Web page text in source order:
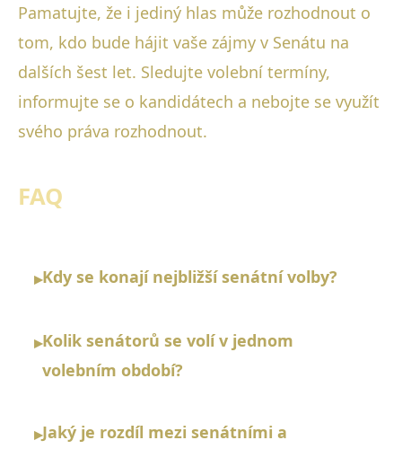
Pamatujte, že i jediný hlas může rozhodnout o
tom, kdo bude hájit vaše zájmy v Senátu na
dalších šest let. Sledujte volební termíny,
informujte se o kandidátech a nebojte se využít
svého práva rozhodnout.
FAQ
▸Kdy se konají nejbližší senátní volby?
▸Kolik senátorů se volí v jednom
volebním období?
▸Jaký je rozdíl mezi senátními a